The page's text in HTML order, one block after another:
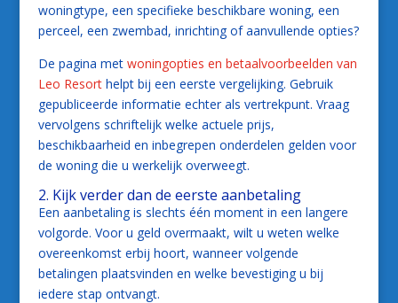
woningtype, een specifieke beschikbare woning, een
perceel, een zwembad, inrichting of aanvullende opties?
De pagina met woningopties en betaalvoorbeelden van
Leo Resorthelpt bij een eerste vergelijking. Gebruik
gepubliceerde informatie echter als vertrekpunt. Vraag
vervolgens schriftelijk welke actuele prijs,
beschikbaarheid en inbegrepen onderdelen gelden voor
de woning die u werkelijk overweegt.
2. Kijk verder dan de eerste aanbetaling
Een aanbetaling is slechts één moment in een langere
volgorde. Voor u geld overmaakt, wilt u weten welke
overeenkomst erbij hoort, wanneer volgende
betalingen plaatsvinden en welke bevestiging u bij
iedere stap ontvangt.